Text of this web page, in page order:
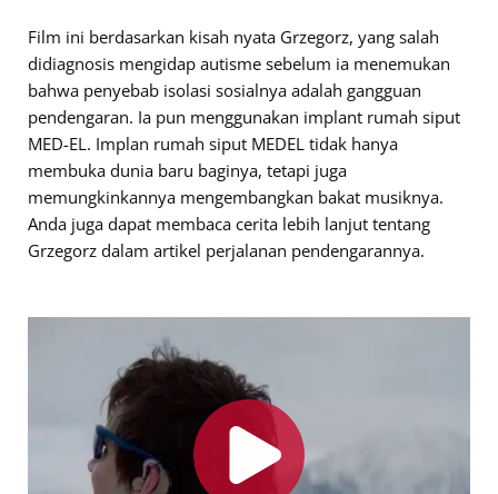
Film ini berdasarkan kisah nyata Grzegorz, yang salah
didiagnosis mengidap autisme sebelum ia menemukan
bahwa penyebab isolasi sosialnya adalah gangguan
pendengaran. Ia pun menggunakan implant rumah siput
MED-EL. Implan rumah siput MEDEL tidak hanya
membuka dunia baru baginya, tetapi juga
memungkinkannya mengembangkan bakat musiknya.
Anda juga dapat membaca cerita lebih lanjut tentang
Grzegorz dalam artikel perjalanan pendengarannya.